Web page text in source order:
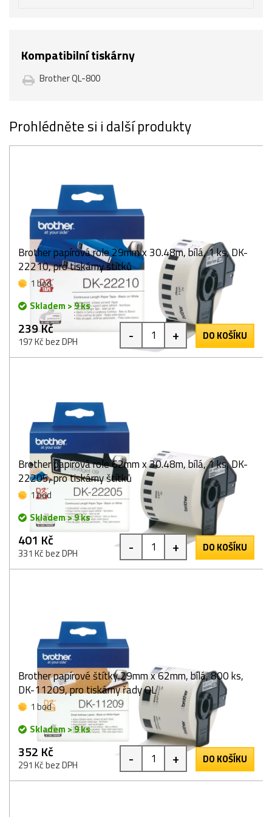
Kompatibilní tiskárny
Brother QL-800
Prohlédněte si i další produkty
Brother papírová role 29mm x 30.48m, bílá, 1 ks, DK-
22210, pro tiskárny štítků
1 bod
Skladem > 9 ks
239 Kč
197 Kč bez DPH - + DO KOŠÍKU
Brother papírová role 62mm x 30.48m, bílá, 1 ks, DK-
22205, pro tiskárny štítků
1 bod
Skladem > 9 ks
401 Kč
331 Kč bez DPH - + DO KOŠÍKU
Brother papírové štítky 29mm x 62mm, bílá, 800 ks,
DK-11209, pro tiskárny řady QL
1 bod
Skladem > 9 ks
352 Kč
291 Kč bez DPH - + DO KOŠÍKU